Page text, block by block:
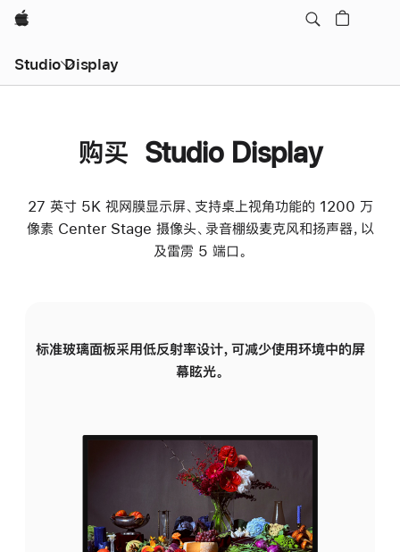
Apple
Studio Display
购买 Studio Display
27 英寸 5K 视网膜显示屏、支持桌上视角功能的 1200 万
像素 Center Stage 摄像头、录音棚级麦克风和扬声器，以
及雷雳 5 端口。
标准玻璃面板采用低反射率设计，可减少使用环境中的屏
幕眩光。